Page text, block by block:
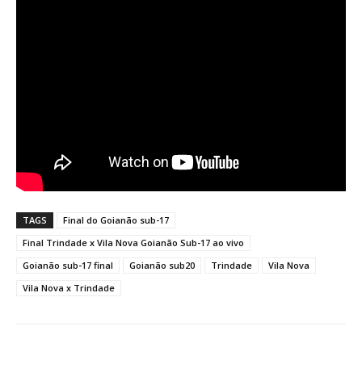
TAGS
Final do Goianão sub-17
Final Trindade x Vila Nova Goianão Sub-17 ao vivo
Goianão sub-17 final
Goianão sub20 Trindade
Vila Nova
Vila Nova x Trindade